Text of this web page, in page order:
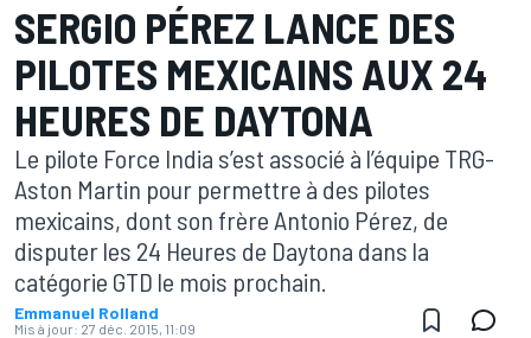
SERGIO PÉREZ LANCE DES
PILOTES MEXICAINS AUX 24
HEURES DE DAYTONA
Le pilote Force India s’est associé à l’équipe TRG-
Aston Martin pour permettre à des pilotes
mexicains, dont son frère Antonio Pérez, de
disputer les 24 Heures de Daytona dans la
catégorie GTD le mois prochain.
Emmanuel Rolland
Mis à jour: 27 déc. 2015, 11:09